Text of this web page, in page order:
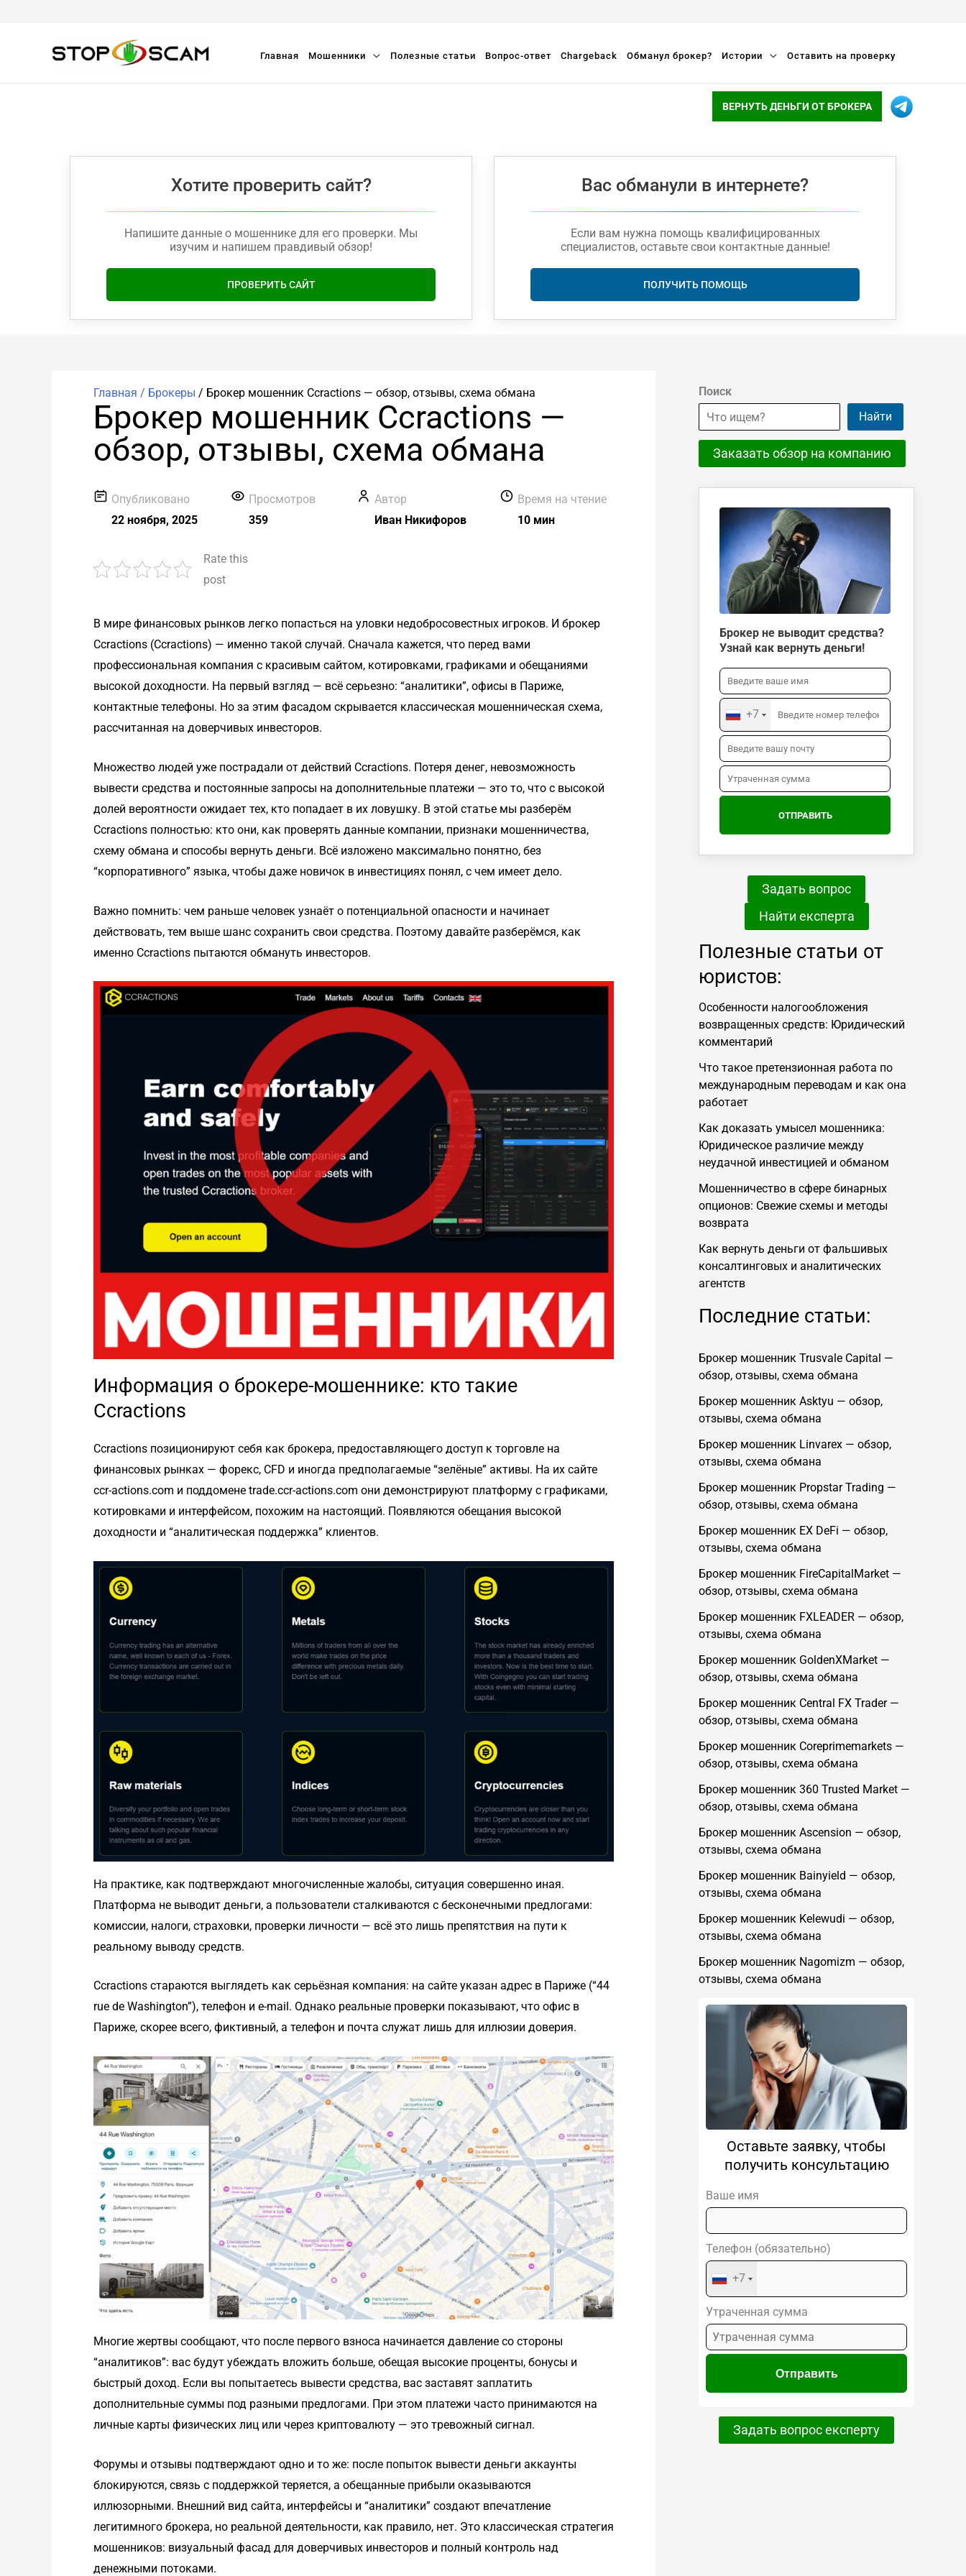
Главная Мошенники Полезные статьи Вопрос-ответ Chargeback Обманул брокер? Истории Оставить на проверку
ВЕРНУТЬ ДЕНЬГИ ОТ БРОКЕРА
Хотите проверить сайт?
Напишите данные о мошеннике для его проверки. Мы
изучим и напишем правдивый обзор!
ПРОВЕРИТЬ САЙТ
Вас обманули в интернете?
Если вам нужна помощь квалифицированных
специалистов, оставьте свои контактные данные!
ПОЛУЧИТЬ ПОМОЩЬ
Главная / Брокеры / Брокер мошенник Ccractions — обзор, отзывы, схема обмана
Брокер мошенник Ccractions —
обзор, отзывы, схема обмана
Опубликовано
22 ноября, 2025
Просмотров
359
Автор
Иван Никифоров
Время на чтение
10 мин
Rate this
post
В мире финансовых рынков легко попасться на уловки недобросовестных игроков. И брокер
Ccractions (Ccractions) — именно такой случай. Сначала кажется, что перед вами
профессиональная компания с красивым сайтом, котировками, графиками и обещаниями
высокой доходности. На первый взгляд — всё серьезно: “аналитики”, офисы в Париже,
контактные телефоны. Но за этим фасадом скрывается классическая мошенническая схема,
рассчитанная на доверчивых инвесторов.
Множество людей уже пострадали от действий Ccractions. Потеря денег, невозможность
вывести средства и постоянные запросы на дополнительные платежи — это то, что с высокой
долей вероятности ожидает тех, кто попадает в их ловушку. В этой статье мы разберём
Ccractions полностью: кто они, как проверять данные компании, признаки мошенничества,
схему обмана и способы вернуть деньги. Всё изложено максимально понятно, без
“корпоративного” языка, чтобы даже новичок в инвестициях понял, с чем имеет дело.
Важно помнить: чем раньше человек узнаёт о потенциальной опасности и начинает
действовать, тем выше шанс сохранить свои средства. Поэтому давайте разберёмся, как
именно Ccractions пытаются обмануть инвесторов.
Информация о брокере-мошеннике: кто такие
Ccractions
Ccractions позиционируют себя как брокера, предоставляющего доступ к торговле на
финансовых рынках — форекс, CFD и иногда предполагаемые “зелёные” активы. На их сайте
ccr-actions.com и поддомене trade.ccr-actions.com они демонстрируют платформу с графиками,
котировками и интерфейсом, похожим на настоящий. Появляются обещания высокой
доходности и “аналитическая поддержка” клиентов.
На практике, как подтверждают многочисленные жалобы, ситуация совершенно иная.
Платформа не выводит деньги, а пользователи сталкиваются с бесконечными предлогами:
комиссии, налоги, страховки, проверки личности — всё это лишь препятствия на пути к
реальному выводу средств.
Ccractions стараются выглядеть как серьёзная компания: на сайте указан адрес в Париже (“44
rue de Washington”), телефон и e-mail. Однако реальные проверки показывают, что офис в
Париже, скорее всего, фиктивный, а телефон и почта служат лишь для иллюзии доверия.
Многие жертвы сообщают, что после первого взноса начинается давление со стороны
“аналитиков”: вас будут убеждать вложить больше, обещая высокие проценты, бонусы и
быстрый доход. Если вы попытаетесь вывести средства, вас заставят заплатить
дополнительные суммы под разными предлогами. При этом платежи часто принимаются на
личные карты физических лиц или через криптовалюту — это тревожный сигнал.
Форумы и отзывы подтверждают одно и то же: после попыток вывести деньги аккаунты
блокируются, связь с поддержкой теряется, а обещанные прибыли оказываются
иллюзорными. Внешний вид сайта, интерфейсы и “аналитики” создают впечатление
легитимного брокера, но реальной деятельности, как правило, нет. Это классическая стратегия
мошенников: визуальный фасад для доверчивых инвесторов и полный контроль над
денежными потоками.
Поиск
Найти
Заказать обзор на компанию
Брокер не выводит средства?
Узнай как вернуть деньги!
+7
Задать вопрос
Найти експерта
Полезные статьи от
юристов:
Особенности налогообложения
возвращенных средств: Юридический
комментарий
Что такое претензионная работа по
международным переводам и как она
работает
Как доказать умысел мошенника:
Юридическое различие между
неудачной инвестицией и обманом
Мошенничество в сфере бинарных
опционов: Свежие схемы и методы
возврата
Как вернуть деньги от фальшивых
консалтинговых и аналитических
агентств
Последние статьи:
Брокер мошенник Trusvale Capital —
обзор, отзывы, схема обмана
Брокер мошенник Asktyu — обзор,
отзывы, схема обмана
Брокер мошенник Linvarex — обзор,
отзывы, схема обмана
Брокер мошенник Propstar Trading —
обзор, отзывы, схема обмана
Брокер мошенник EX DeFi — обзор,
отзывы, схема обмана
Брокер мошенник FireCapitalMarket —
обзор, отзывы, схема обмана
Брокер мошенник FXLEADER — обзор,
отзывы, схема обмана
Брокер мошенник GoldenXMarket —
обзор, отзывы, схема обмана
Брокер мошенник Central FX Trader —
обзор, отзывы, схема обмана
Брокер мошенник Coreprimemarkets —
обзор, отзывы, схема обмана
Брокер мошенник 360 Trusted Market —
обзор, отзывы, схема обмана
Брокер мошенник Ascension — обзор,
отзывы, схема обмана
Брокер мошенник Bainyield — обзор,
отзывы, схема обмана
Брокер мошенник Kelewudi — обзор,
отзывы, схема обмана
Брокер мошенник Nagomizm — обзор,
отзывы, схема обмана
Оставьте заявку, чтобы
получить консультацию
Ваше имя
Телефон (обязательно)
+7
Утраченная сумма
Задать вопрос експерту